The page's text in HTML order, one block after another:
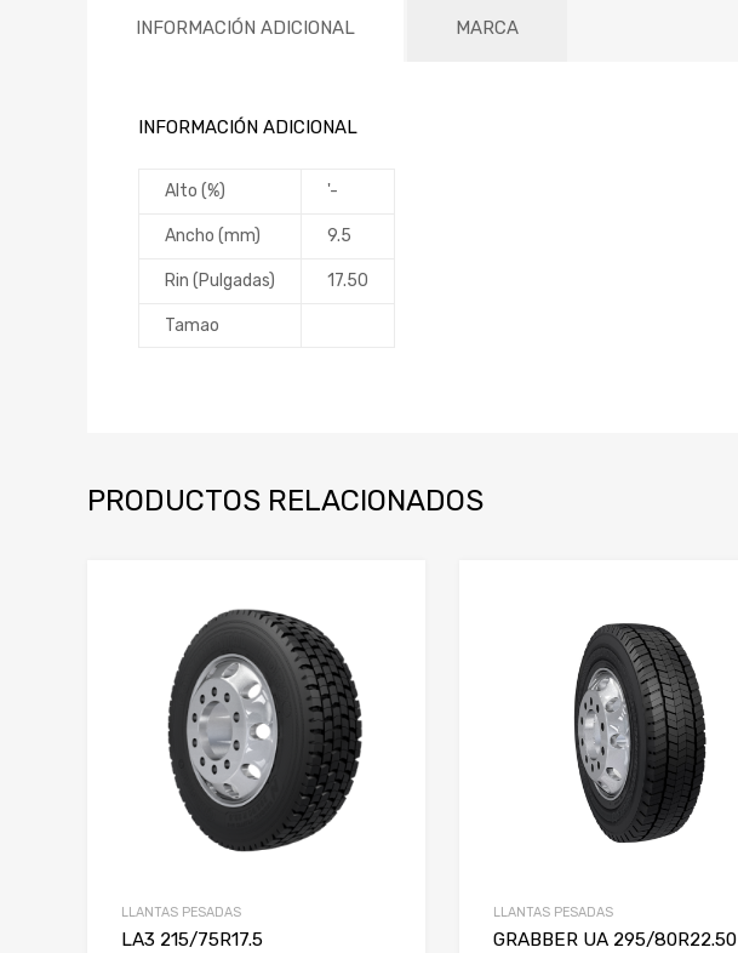
INFORMACIÓN ADICIONAL MARCA
INFORMACIÓN ADICIONAL
Alto (%) '-
Ancho (mm) 9.5
Rin (Pulgadas) 17.50
Tamao
PRODUCTOS RELACIONADOS
LLANTAS PESADAS
LA3 215/75R17.5
LLANTAS PESADAS
GRABBER UA 295/80R22.50